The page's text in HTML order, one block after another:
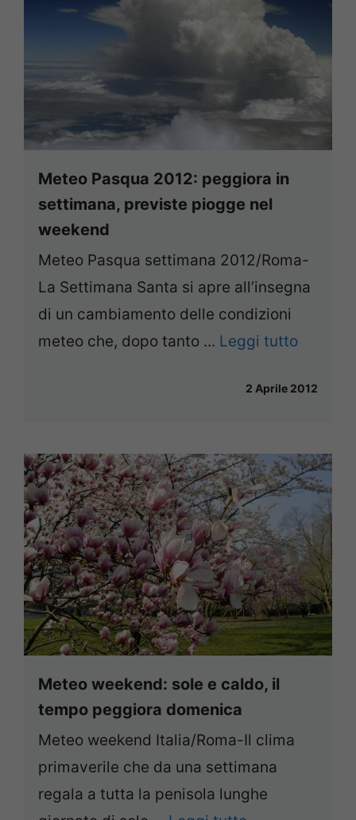
Meteo Pasqua 2012: peggiora in
settimana, previste piogge nel
weekend
Meteo Pasqua settimana 2012/Roma-
La Settimana Santa si apre all’insegna
di un cambiamento delle condizioni
meteo che, dopo tanto ... Leggi tutto
2 Aprile 2012
Meteo weekend: sole e caldo, il
tempo peggiora domenica
Meteo weekend Italia/Roma-Il clima
primaverile che da una settimana
regala a tutta la penisola lunghe